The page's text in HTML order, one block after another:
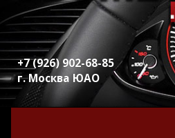
+7 (926) 902-68-85
г. Москва ЮАО